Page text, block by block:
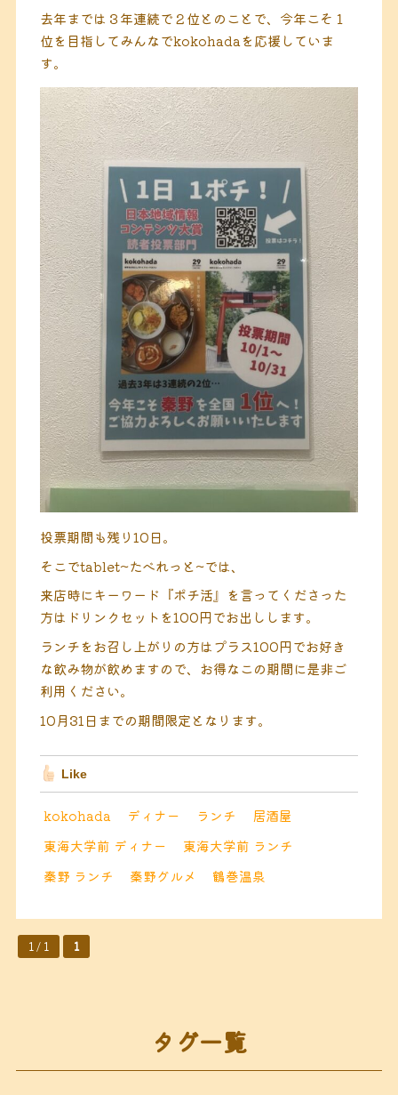
去年までは３年連続で２位とのことで、今年こそ１
位を目指してみんなでkokohadaを応援していま
す。
投票期間も残り10日。
そこでtablet~たべれっと~では、
来店時にキーワード『ポチ活』を言ってくださった
方はドリンクセットを100円でお出しします。
ランチをお召し上がりの方はプラス100円でお好き
な飲み物が飲めますので、お得なこの期間に是非ご
利用ください。
10月31日までの期間限定となります。
Like
kokohada ディナー ランチ
居酒屋
東海大学前 ディナー
東海大学前 ランチ
秦野 ランチ
秦野グルメ 鶴巻温泉
1 / 1 1
タグ一覧